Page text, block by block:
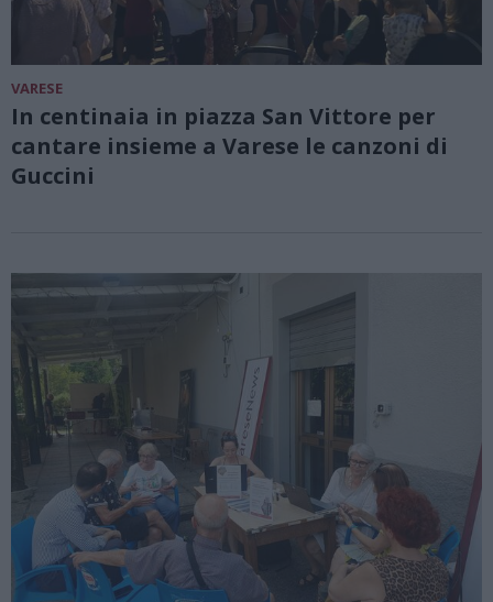
VARESE
In centinaia in piazza San Vittore per
cantare insieme a Varese le canzoni di
Guccini